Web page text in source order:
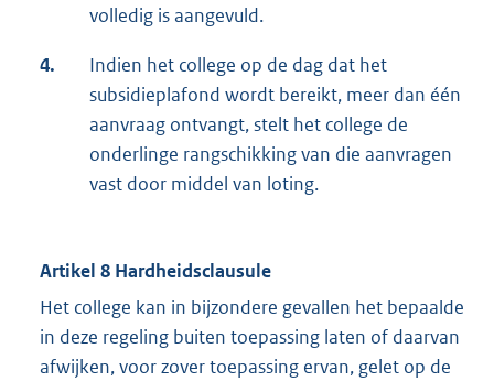
volledig is aangevuld.
4.
Indien het college op de dag dat het
subsidieplafond wordt bereikt, meer dan één
aanvraag ontvangt, stelt het college de
onderlinge rangschikking van die aanvragen
vast door middel van loting.
Artikel 8 Hardheidsclausule
Het college kan in bijzondere gevallen het bepaalde
in deze regeling buiten toepassing laten of daarvan
afwijken, voor zover toepassing ervan, gelet op de